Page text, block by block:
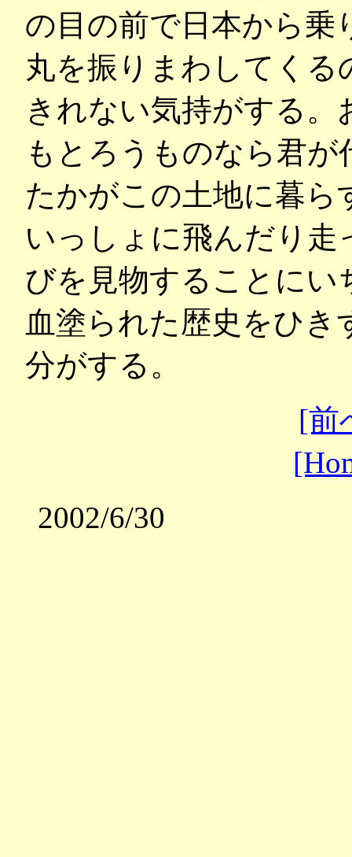
の目の前で日本から乗
丸を振りまわしてく
きれない気持がする
もとろうものなら君
たかがこの土地に暮ら
いっしょに飛んだり
びを見物することにい
血塗られた歴史をひ
分がする。
[前
2002/6/30